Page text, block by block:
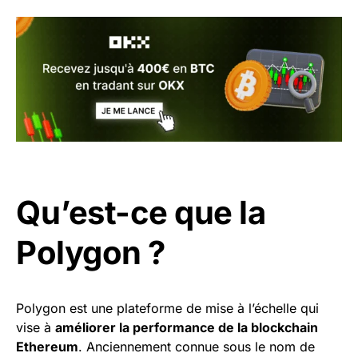
Qu’est-ce que la
Polygon ?
Polygon est une plateforme de mise à l’échelle qui
vise à améliorer la performance de la blockchain
Ethereum. Anciennement connue sous le nom de